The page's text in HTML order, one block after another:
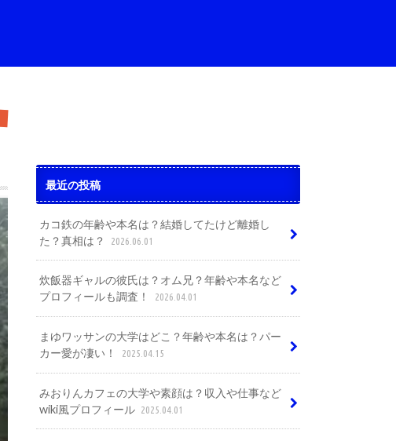
最近の投稿
カコ鉄の年齢や本名は？結婚してたけど離婚し
た？真相は？
2026.06.01
炊飯器ギャルの彼氏は？オム兄？年齢や本名など
プロフィールも調査！
2026.04.01
まゆワッサンの大学はどこ？年齢や本名は？パー
カー愛が凄い！
2025.04.15
みおりんカフェの大学や素顔は？収入や仕事など
wiki風プロフィール 2025.04.01